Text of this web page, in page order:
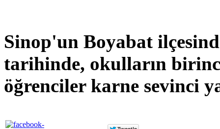
Sinop'un Boyabat
tarihinde, okulların
öğrenciler karne sevinci